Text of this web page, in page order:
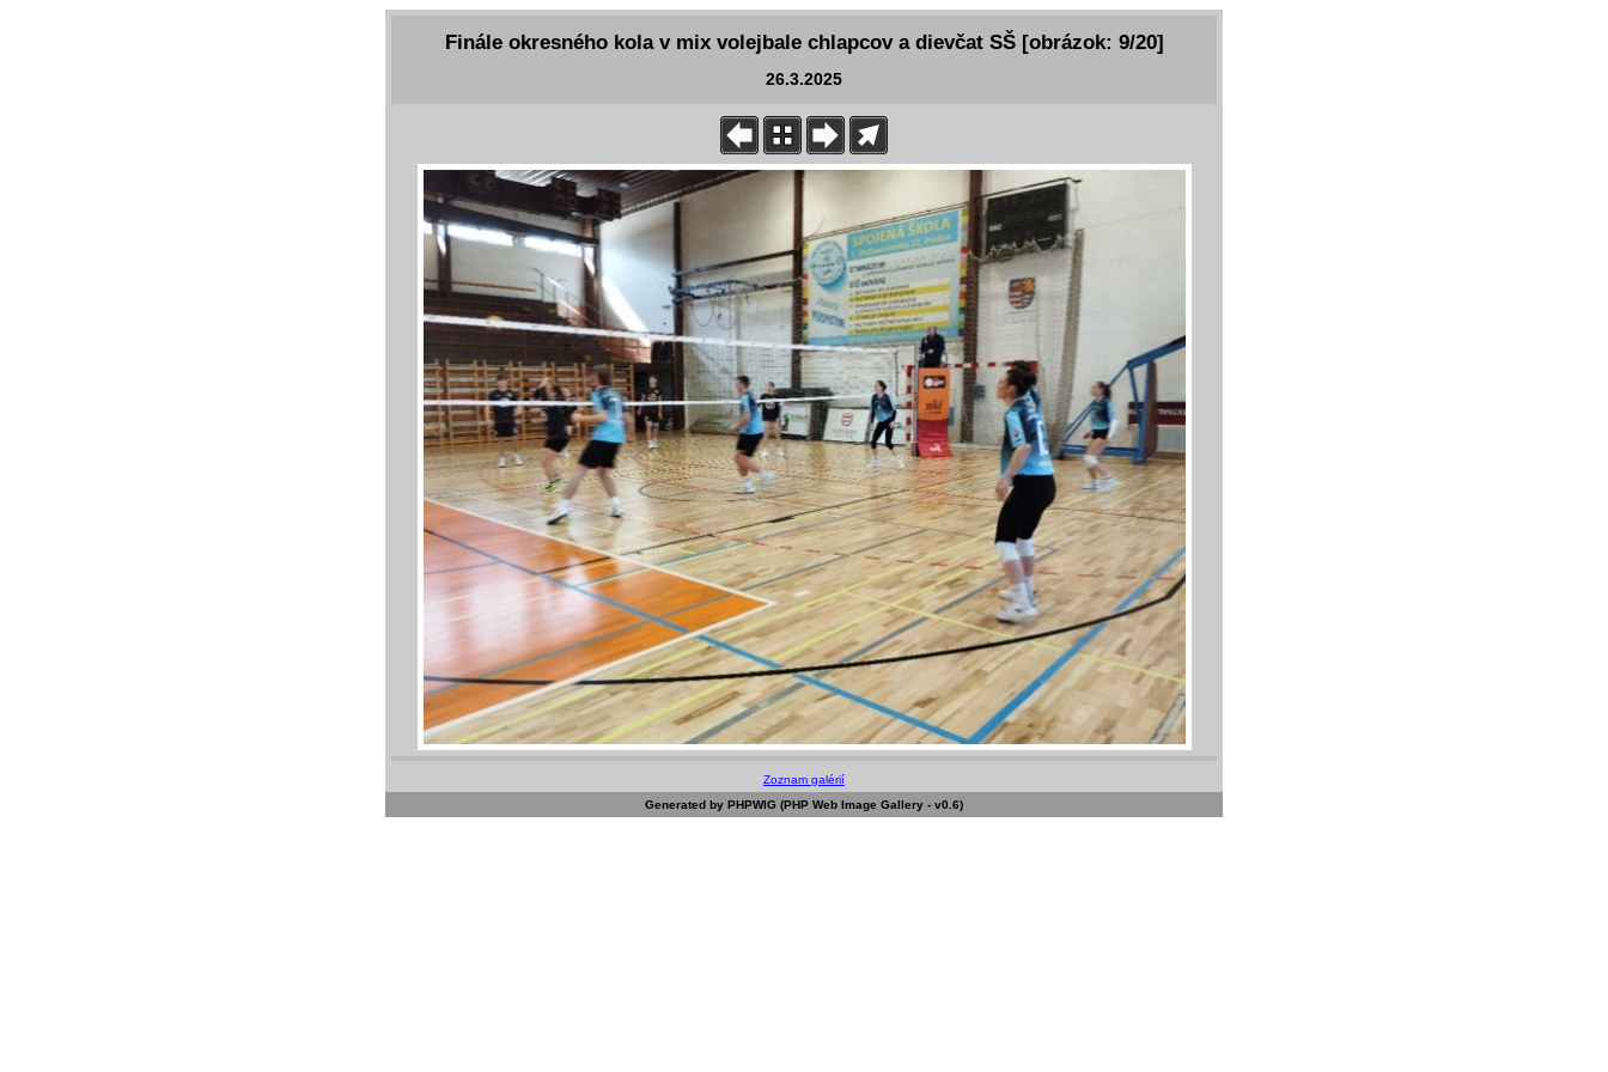
Finále okresného kola v mix volejbale chlapcov a dievčat SŠ [obrázok: 9/20]
26.3.2025
Zoznam galérií
Generated by PHPWIG (PHP Web Image Gallery - v0.6)